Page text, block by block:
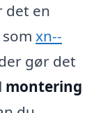
det en
xn--
gør det
montering